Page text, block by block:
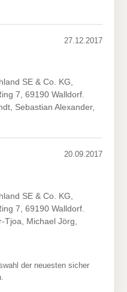
27.12.2017
SE & Co. KG,
7, 69190 Walldorf.
Sebastian Alexander,
20.09.2017
SE & Co. KG,
7, 69190 Walldorf.
Tjoa, Michael Jörg,
der neuesten sicher